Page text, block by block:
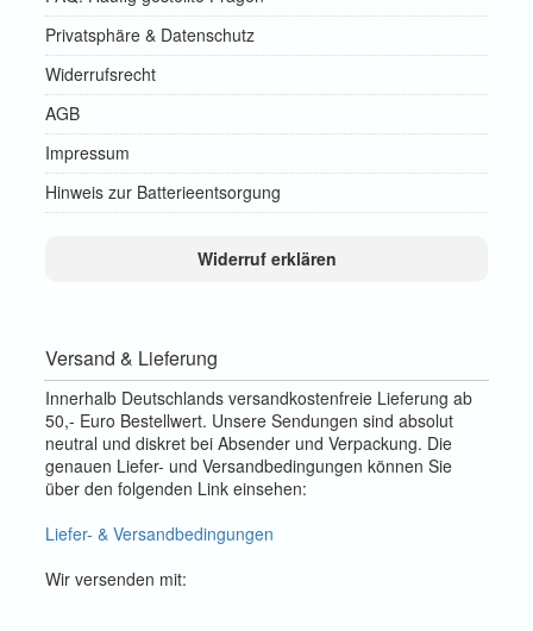
Privatsphäre & Datenschutz
Widerrufsrecht
AGB
Impressum
Hinweis zur Batterieentsorgung
Widerruf erklären
Versand & Lieferung
Innerhalb Deutschlands versandkostenfreie Lieferung ab
50,- Euro Bestellwert. Unsere Sendungen sind absolut
neutral und diskret bei Absender und Verpackung. Die
genauen Liefer- und Versandbedingungen können Sie
über den folgenden Link einsehen:
Liefer- & Versandbedingungen
Wir versenden mit: